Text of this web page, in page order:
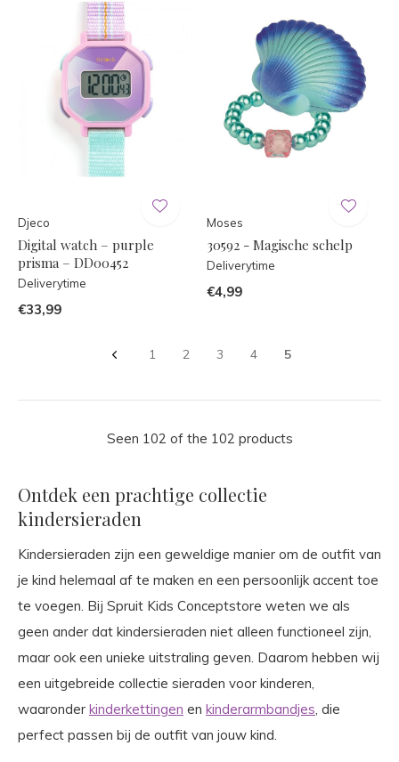
Djeco
Digital watch – purple
prisma – DD00452
Deliverytime
€33,99
Moses
30592 - Magische schelp
Deliverytime
€4,99
1 2 3 4 5
Seen 102 of the 102 products
Ontdek een prachtige collectie
kindersieraden
Kindersieraden zijn een geweldige manier om de outfit van
je kind helemaal af te maken en een persoonlijk accent toe
te voegen. Bij Spruit Kids Conceptstore weten we als
geen ander dat kindersieraden niet alleen functioneel zijn,
maar ook een unieke uitstraling geven. Daarom hebben wij
een uitgebreide collectie sieraden voor kinderen,
waaronder kinderkettingen en kinderarmbandjes, die
perfect passen bij de outfit van jouw kind.